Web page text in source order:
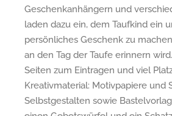
Geschenkanhängern und
laden dazu ein, dem Taufkind ein
persönliches Geschenk zu
an den Tag der Taufe erinnern
Seiten zum Eintragen und viel
Kreativmaterial: Motivpapiere und
Selbstgestalten sowie